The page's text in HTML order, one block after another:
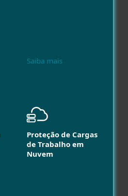
Saiba mais
Proteção de Cargas
de Trabalho em
Nuvem